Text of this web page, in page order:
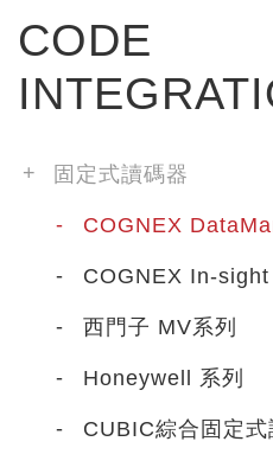
CODE
固定式讀碼器
COGNEX
COGNEX In-sight
西門子 MV系列
Honeywell 系列
CUBIC綜合固定式